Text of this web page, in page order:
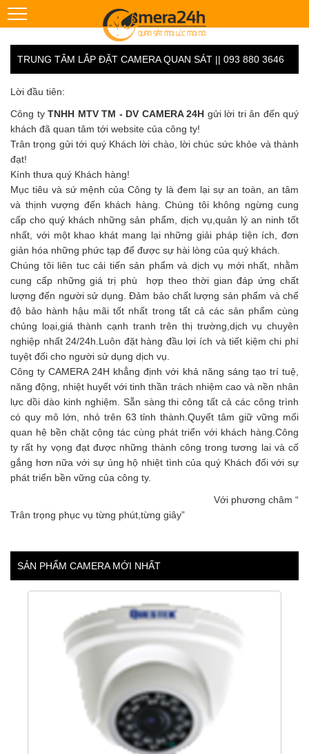
TRUNG TÂM LẮP ĐẶT CAMERA QUAN SÁT || 093 880 3646
Lời đầu tiên:
Công ty TNHH MTV TM - DV CAMERA 24H gửi lời tri ân đến quý
khách đã quan tâm tới website của công ty!
Trân trọng gửi tới quý Khách lời chào, lời chúc sức khỏe và thành
đạt!
Kính thưa quý Khách hàng!
Mục tiêu và sứ mệnh của Công ty là đem lại sự an toàn, an tâm
và thịnh vượng đến khách hàng. Chúng tôi không ngừng cung
cấp cho quý khách những sản phẩm, dịch vụ,quản lý an ninh tốt
nhất, với một khao khát mang lại những giải pháp tiện ích, đơn
giản hóa những phức tạp để được sự hài lòng của quý khách.
Chúng tôi liên tuc cải tiến sản phẩm và dịch vụ mới nhất, nhằm
cung cấp những giá trị phù hợp theo thời gian đáp ứng chất
lượng đến người sử dụng. Đảm bảo chất lượng sản phẩm và chế
độ bảo hành hậu mãi tốt nhất trong tất cả các sản phẩm cùng
chủng loại,giá thành cạnh tranh trên thị trường,dịch vụ chuyên
nghiệp nhất 24/24h.Luôn đặt hàng đầu lợi ích và tiết kiệm chi phí
tuyệt đối cho người sử dụng dịch vụ.
Công ty CAMERA 24H khẳng định với khả năng sáng tạo trí tuệ,
năng động, nhiệt huyết với tinh thần trách nhiệm cao và nền nhân
lực dồi dào kinh nghiệm. Sẵn sàng thi công tất cả các công trình
có quy mô lớn, nhỏ trên 63 tỉnh thành.Quyết tâm giữ vững mối
quan hệ bền chặt cộng tác cùng phát triển với khách hàng.Công
ty rất hy vọng đạt được những thành công trong tương lai và cố
gắng hơn nữa với sự ủng hộ nhiệt tình của quý Khách đối với sự
phát triển bền vững của công ty.
Với phương châm “
Trân trọng phục vụ từng phút,từng giây”
SẢN PHẨM CAMERA MỚI NHẤT